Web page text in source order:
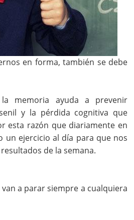
en forma, también se debe
memoria ayuda a prevenir
y la pérdida cognitiva que
esta razón que diariamente en
un ejercicio al día para que nos
de la semana.
a parar siempre a cualquiera